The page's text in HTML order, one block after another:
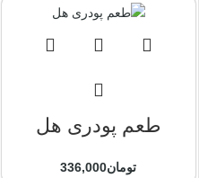
طعم پودری هل
تومان336,000